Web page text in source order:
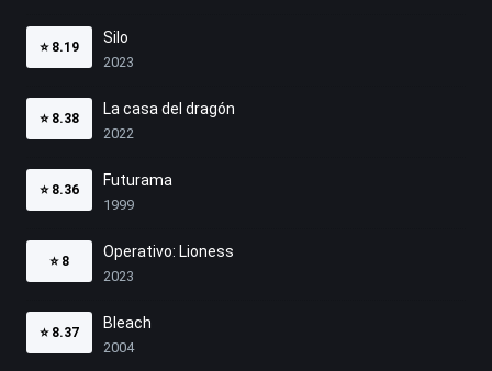
⭐ 8.19
Silo
2023
⭐ 8.38
La casa del dragón
2022
⭐ 8.36
Futurama
1999
⭐ 8
Operativo: Lioness
2023
⭐ 8.37
Bleach
2004